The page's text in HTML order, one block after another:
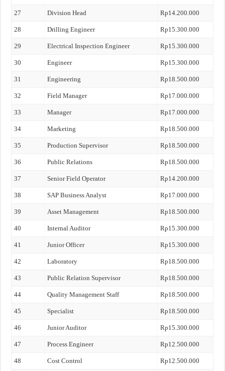
27 Division Head Rp14.200.000
28 Drilling Engineer Rp15.300.000
29 Electrical Inspection Engineer Rp15.300.000
30 Engineer Rp15.300.000
31 Engineering Rp18.500.000
32 Field Manager Rp17.000.000
33 Manager Rp17.000.000
34 Marketing Rp18.500.000
35 Production Supervisor Rp18.500.000
36 Public Relations Rp18.500.000
37 Senior Field Operator Rp14.200.000
38 SAP Business Analyst Rp17.000.000
39 Asset Management Rp18.500.000
40 Internal Auditor Rp15.300.000
41 Junior Officer Rp15.300.000
42 Laboratory Rp18.500.000
43 Public Relation Supervisor Rp18.500.000
44 Quality Management Staff Rp18.500.000
45 Specialist Rp18.500.000
46 Junior Auditor Rp15.300.000
47 Process Engineer Rp12.500.000
48 Cost Control Rp12.500.000